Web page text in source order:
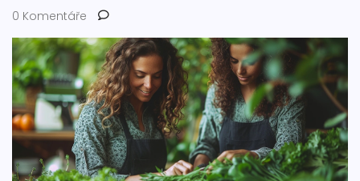
0 Komentáře